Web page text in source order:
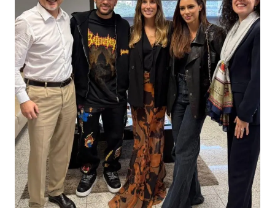
小伙靠AI减肥 45天瘦40斤进了ICU
总书记关心百姓身边这些民生大事